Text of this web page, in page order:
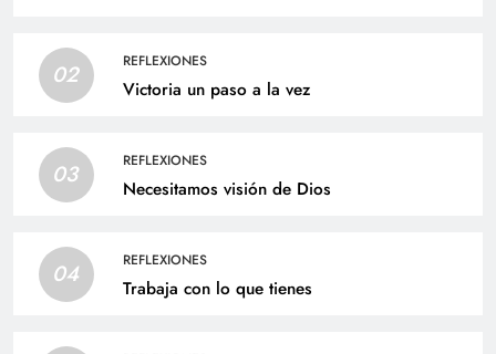
02 REFLEXIONES
Victoria un paso a la vez
03 REFLEXIONES
Necesitamos visión de Dios
04 REFLEXIONES
Trabaja con lo que tienes